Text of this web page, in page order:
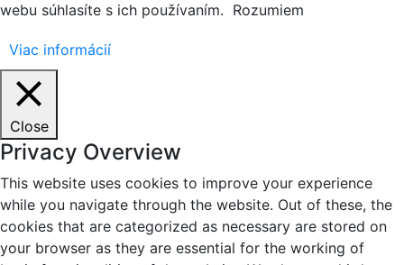
webu súhlasíte s ich používaním. Rozumiem
Viac informácií
Close
Privacy Overview
This website uses cookies to improve your experience
while you navigate through the website. Out of these, the
cookies that are categorized as necessary are stored on
your browser as they are essential for the working of